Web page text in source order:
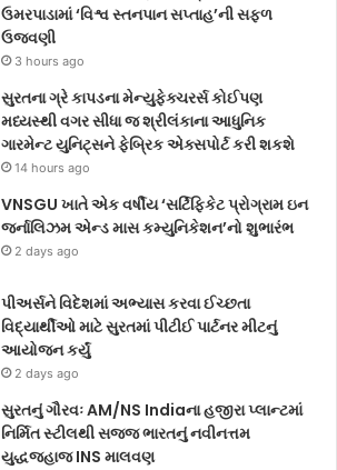
ઉમરપાડામાં ‘વિશ્વ સ્તનપાન સપ્તાહ’ની સફળ
ઉજવણી
3 hours ago
સુરતના ગ્રે કાપડના મેન્યુફેક્ચરર્સ કોઈપણ
મધ્યસ્થી વગર સીધા જ શ્રીલંકાના આધુનિક
ગારમેન્ટ યુનિટ્સને ફેબ્રિક એક્સપોર્ટ કરી શકશે
14 hours ago
VNSGU ખાતે એક વર્ષીય ‘સર્ટિફિકેટ પ્રોગ્રામ ઇન
જર્નાલિઝમ એન્ડ માસ કમ્યુનિકેશન’નો શુભારંભ
2 days ago
પીઅર્સને વિદેશમાં અભ્યાસ કરવા ઈચ્છતા
વિદ્યાર્થીઓ માટે સુરતમાં પીટીઈ પાર્ટનર મીટનું
આયોજન કર્યું
2 days ago
સુરતનું ગૌરવઃ AM/NS Indiaના હજીરા પ્લાન્ટમાં
નિર્મિત સ્ટીલથી સજ્જ ભારતનું નવીનત્તમ
યુદ્ધજહાજ INS માલવણ